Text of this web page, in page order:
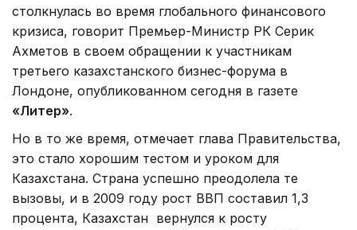
столкнулась во время глобального финансового
кризиса, говорит Премьер-Министр РК Серик
Ахметов в своем обращении к участникам
третьего казахстанского бизнес-форума в
Лондоне, опубликованном сегодня в газете
«Литер».
Но в то же время, отмечает глава Правительства,
это стало хорошим тестом и уроком для
Казахстана. Страна успешно преодолела те
вызовы, и в 2009 году рост ВВП составил 1,3
процента, Казахстан вернулся к росту